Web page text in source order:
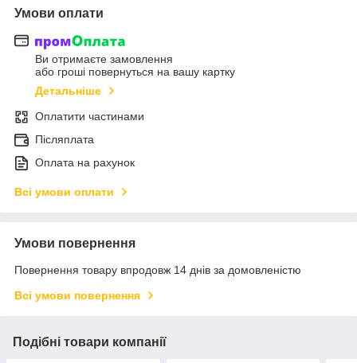
Умови оплати
Ви отримаєте замовлення
або гроші повернуться на вашу картку
Детальніше
Оплатити частинами
Післяплата
Оплата на рахунок
Всі умови оплати
Умови повернення
Повернення товару впродовж 14 днів за домовленістю
Всі умови повернення
Подібні товари компанії